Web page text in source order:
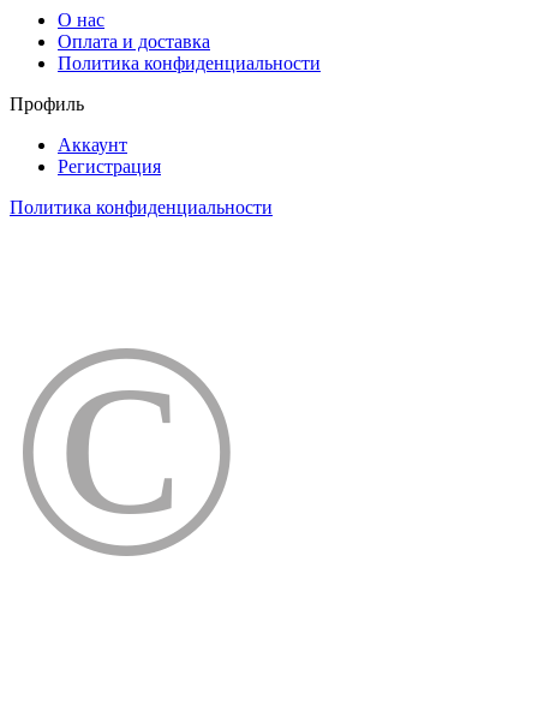
О нас
Оплата и доставка
Политика конфиденциальности
Профиль
Аккаунт
Регистрация
Политика конфиденциальности
©